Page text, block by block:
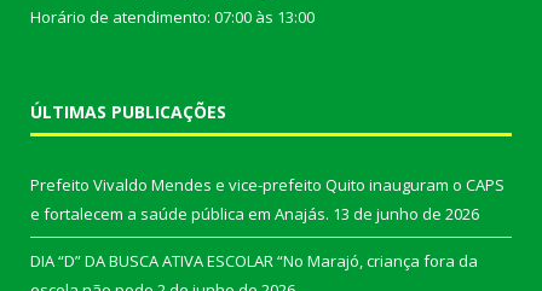
Horário de atendimento: 07:00 às 13:00
ÚLTIMAS PUBLICAÇÕES
Prefeito Vivaldo Mendes e vice-prefeito Quito inauguram o CAPS
e fortalecem a saúde pública em Anajás. 13 de junho de 2026
DIA “D” DA BUSCA ATIVA ESCOLAR “No Marajó, criança fora da